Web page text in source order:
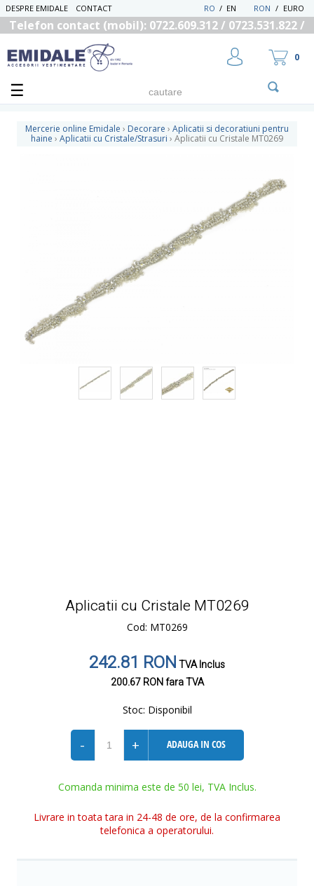
DESPRE EMIDALE CONTACT RON / EURO
EN
/
RO
Telefon contact (mobil): 0722.609.312 / 0723.531.822 /
RECUPEREAZA PAROLA
0
Mercerie online Emidale › Decorare › Aplicatii si decoratiuni pentru
haine › Aplicatii cu Cristale/Strasuri › Aplicatii cu Cristale MT0269
Aplicatii cu Cristale MT0269
Cod: MT0269
242.81 RONTVA Inclus
200.67 RONfara TVA
Stoc: Disponibil
- + ADAUGA IN COS
Comanda minima este de 50 lei, TVA Inclus.
Livrare in toata tara in 24-48 de ore, de la confirmarea
telefonica a operatorului.